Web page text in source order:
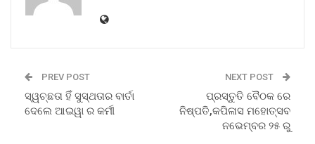
PREV POST
ସ୍ୱଚ୍ଛତା ହିଁ ସୁସ୍ଥତାର ବାର୍ତା
ଦେଲେ ଆଇୱା ର କର୍ମୀ
NEXT POST
ପ୍ରସ୍ତୁତି ବୈଠକ ରେ
ନିଷ୍ପତି,କପିଳାସ ମହୋତ୍ସବ
ନଭେମ୍ବର ୨୫ ରୁ